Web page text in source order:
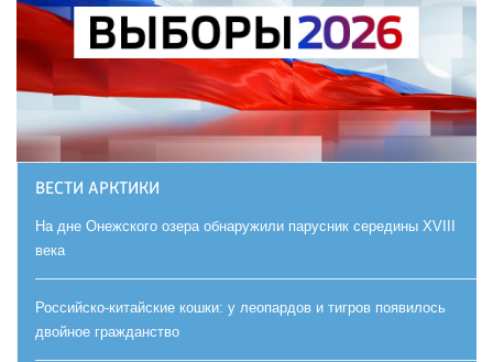
ВЕСТИ АРКТИКИ
На дне Онежского озера обнаружили парусник середины XVIII
века
Российско-китайские кошки: у леопардов и тигров появилось
двойное гражданство